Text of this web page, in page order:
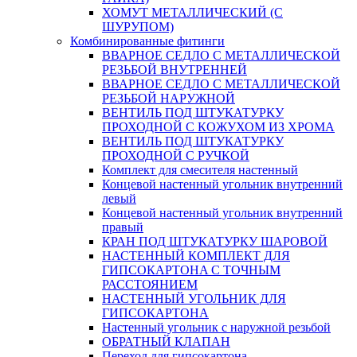
ХОМУТ МЕТАЛЛИЧЕСКИЙ (С
ШУРУПОМ)
Комбинированные фитинги
ВВАРНОЕ СЕДЛО С МЕТАЛЛИЧЕСКОЙ
РЕЗЬБОЙ ВНУТРЕННЕЙ
ВВАРНОЕ СЕДЛО С МЕТАЛЛИЧЕСКОЙ
РЕЗЬБОЙ НАРУЖНОЙ
ВЕНТИЛЬ ПОД ШТУКАТУРКУ
ПРОХОДНОЙ С КОЖУХОМ ИЗ ХРОМА
ВЕНТИЛЬ ПОД ШТУКАТУРКУ
ПРОХОДНОЙ С РУЧКОЙ
Комплект для смесителя настенный
Концевой настенный угольник внутренний
левый
Концевой настенный угольник внутренний
правый
КРАН ПОД ШТУКАТУРКУ ШАРОВОЙ
НАСТЕННЫЙ КОМПЛЕКТ ДЛЯ
ГИПСОКАРТОНA С ТОЧНЫМ
РАССТОЯНИЕМ
НАСТЕННЫЙ УГОЛЬНИК ДЛЯ
ГИПСОКАРТОНА
Настенный угольник с наружной резьбой
ОБРАТНЫЙ КЛАПАН